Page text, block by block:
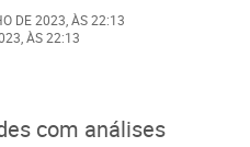
DE 2023 , ÀS22:13
ÀS 22:13
com análises